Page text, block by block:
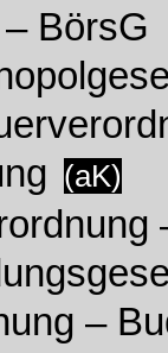
BörsG
(aK)
–